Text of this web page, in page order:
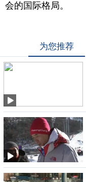
会的国际格局。
为您推荐